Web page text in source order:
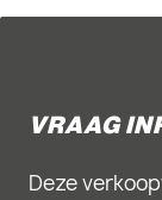
VRAAG
Deze